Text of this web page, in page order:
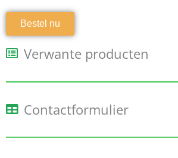
Bestel nu
Verwante producten
Contactformulier